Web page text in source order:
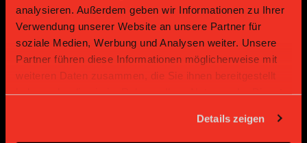
analysieren. Außerdem geben wir Informationen zu Ihrer
Verwendung unserer Website an unsere Partner für
soziale Medien, Werbung und Analysen weiter. Unsere
Partner führen diese Informationen möglicherweise mit
weiteren Daten zusammen, die Sie ihnen bereitgestellt
Details zeigen